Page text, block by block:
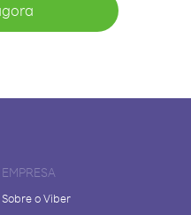
EMPRESA
Sobre o Viber